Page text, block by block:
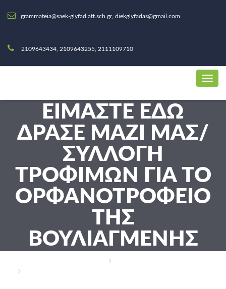
grammateia@saek-glyfad.att.sch.gr, diekglyfadas@gmail.com
2109643434, 2109643255, 2111109710
ΕΊΜΑΣΤΕ ΕΔΏ
ΔΡΑΣΕ ΜΑΖΙ ΜΑΣ/
ΣΥΛΛΟΓΉ
ΤΡΟΦΊΜΩΝ ΓΙΑ ΤΟ
ΟΡΦΑΝΟΤΡΟΦΕΊΟ
ΤΗΣ
ΒΟΥΛΙΑΓΜΈΝΗΣ